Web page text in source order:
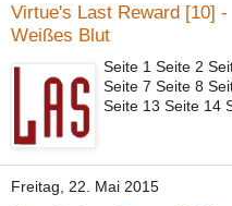
Virtue's Last Reward [10] -
Weißes Blut
Seite 1 Seite 2
Seite 7 Seite 8
Seite 13 Seite 14
Freitag, 22. Mai 2015